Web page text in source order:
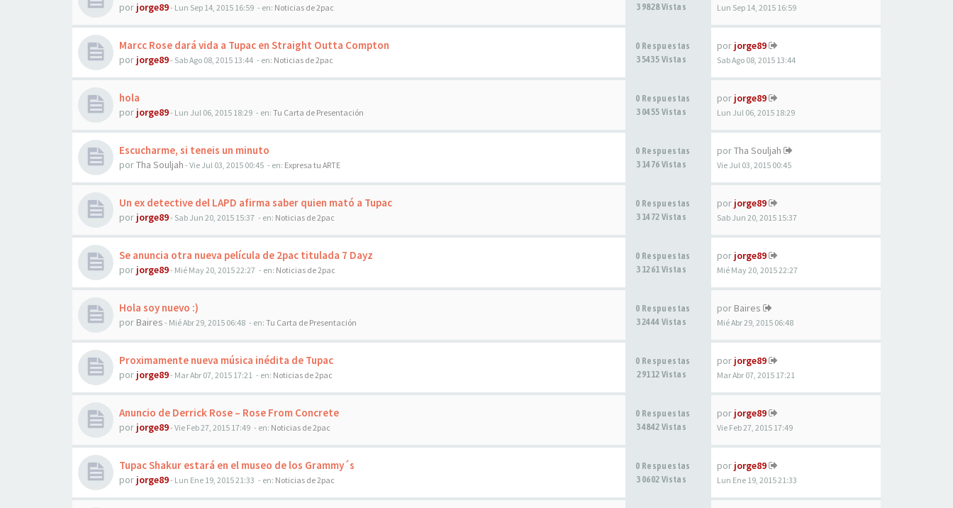
por jorge89- Lun Sep 14, 2015 16:59 - en: Noticias de 2pac
39828 Vistas
Lun Sep 14, 2015 16:59
Marcc Rose dará vida a Tupac en Straight Outta Compton
por jorge89- Sab Ago 08, 2015 13:44 - en: Noticias de 2pac
0 Respuestas
35435 Vistas
por jorge89
Sab Ago 08, 2015 13:44
hola
por jorge89- Lun Jul 06, 2015 18:29 - en: Tu Carta de Presentación
0 Respuestas
30455 Vistas
por jorge89
Lun Jul 06, 2015 18:29
Escucharme, si teneis un minuto
porTha Souljah - Vie Jul 03, 2015 00:45 - en: Expresa tu ARTE
0 Respuestas
31476 Vistas
porTha Souljah
Vie Jul 03, 2015 00:45
Un ex detective del LAPD afirma saber quien mató a Tupac
por jorge89- Sab Jun 20, 2015 15:37 - en: Noticias de 2pac
0 Respuestas
31472 Vistas
por jorge89
Sab Jun 20, 2015 15:37
Se anuncia otra nueva película de 2pac titulada 7 Dayz
por jorge89- Mié May 20, 2015 22:27 - en: Noticias de 2pac
0 Respuestas
31261 Vistas
por jorge89
Mié May 20, 2015 22:27
Hola soy nuevo :)
por Baires - Mié Abr 29, 2015 06:48 - en: Tu Carta de Presentación
0 Respuestas
32444 Vistas
por Baires
Mié Abr 29, 2015 06:48
Proximamente nueva música inédita de Tupac
por jorge89- Mar Abr 07, 2015 17:21 - en: Noticias de 2pac
0 Respuestas
29112 Vistas
por jorge89
Mar Abr 07, 2015 17:21
Anuncio de Derrick Rose – Rose From Concrete
por jorge89- Vie Feb 27, 2015 17:49 - en: Noticias de 2pac
0 Respuestas
34842 Vistas
por jorge89
Vie Feb 27, 2015 17:49
Tupac Shakur estará en el museo de los Grammy´s
por jorge89- Lun Ene 19, 2015 21:33 - en: Noticias de 2pac
0 Respuestas
30602 Vistas
por jorge89
Lun Ene 19, 2015 21:33